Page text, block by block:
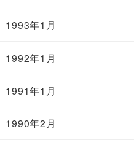
1993年1月
1992年1月
1991年1月
1990年2月